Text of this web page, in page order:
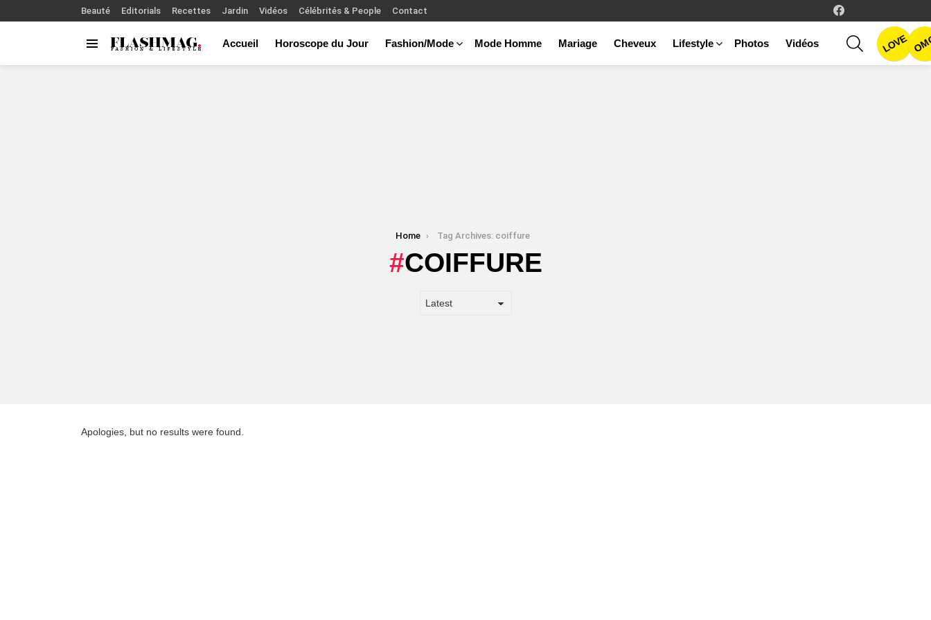
Beauté Editorials Recettes Jardin Vidéos Célébrités & People Contact
Accueil Horoscope du Jour Fashion/Mode Mode Homme Mariage Cheveux Lifestyle Photos Vidéos
SEARCHLOVE
Home Tag Archives: coiffure
COIFFURE
Apologies, but no results were found.